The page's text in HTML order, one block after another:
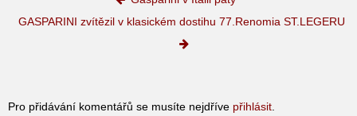
GASPARINI zvítězil v klasickém dostihu 77.Renomia ST.LEGERU
Pro přidávání komentářů se musíte nejdříve přihlásit